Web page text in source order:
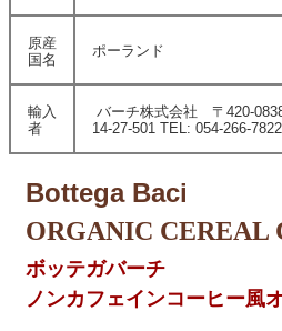
原産
国名
ポーランド
輸入
者
バーチ株式会社 〒420-
14-27-501 TEL: 054-266-7822
Bottega Baci
ORGANIC CEREAL
ボッテガバーチ
ノンカフェインコーヒー風